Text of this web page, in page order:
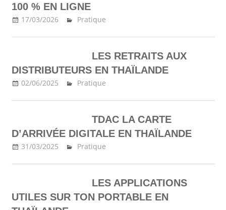
100 % EN LIGNE
17/03/2026 Ma Thailande
Pratique
LES RETRAITS AUX
DISTRIBUTEURS EN THAÏLANDE
02/06/2025 Ma Thailande
Pratique
TDAC LA CARTE
D’ARRIVÉE DIGITALE EN THAÏLANDE
31/03/2025 Ma Thailande
Pratique
LES APPLICATIONS
UTILES SUR TON PORTABLE EN